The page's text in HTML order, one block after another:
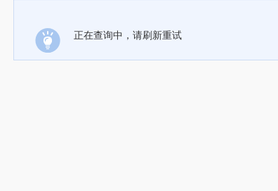
正在查询中，请刷新重试